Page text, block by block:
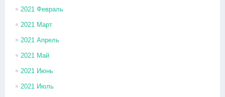
2021 Февраль
2021 Март
2021 Апрель
2021 Май
2021 Июнь
2021 Июль